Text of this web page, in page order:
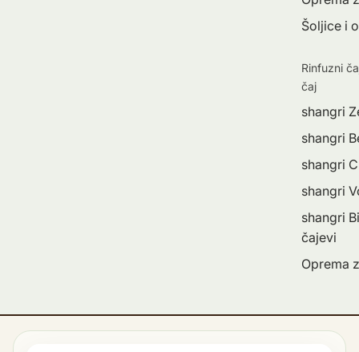
Šoljice i
Rinfuzni
čaj
shangri
shangri
shangri
shangri
shangri
čajevi
Oprema